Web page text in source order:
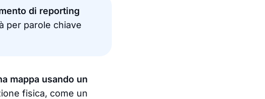
di reporting
per parole chiave
mappa usando un
fisica, come un